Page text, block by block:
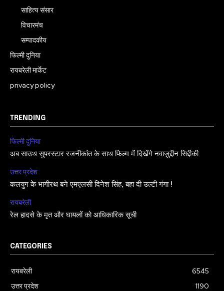
साहित्य संसार
विचारमंच
सम्पादकीय
फिल्मी दुनिया
रायबरेली मार्केट
privacy policy
TRENDING
फिल्मी दुनिया
अब साउथ सुपरस्टार रजनीकांत के साथ फिल्म में दिखेंगे नवाज़ुद्दीन सिद्दीकी
उत्तर प्रदेश
कलयुग के भागीरथ बने एमएलसी दिनेश सिंह, बहा दी उल्टी गंगा !
रायबरेली
रेल हादसे के मृत और घायलों को आधिकारिक सूची
CATEGORIES
रायबरेली
6545
उत्तर प्रदेश
1190